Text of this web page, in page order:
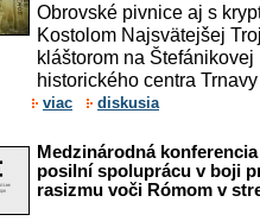
Obrovské pivnice aj s
Kostolom Najsvätejšej
kláštorom na
historického centra
viac diskusia
Medzinárodná
posilní spoluprácu v boji
rasizmu voči Rómom v